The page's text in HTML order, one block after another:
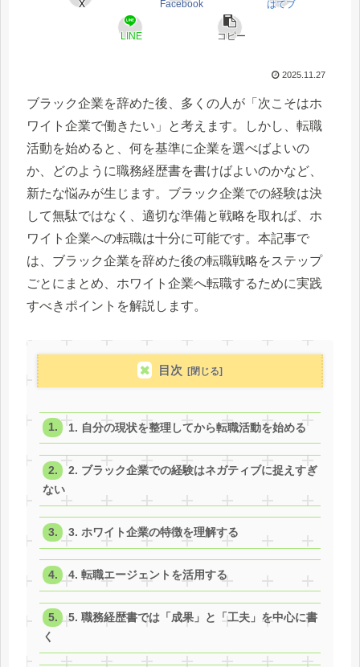
X Facebook はてブ
LINE コピー
2025.11.27
ブラック企業を辞めた後、多くの人が「次こそはホ
ワイト企業で働きたい」と考えます。しかし、転職
活動を始めると、何を基準に企業を選べばよいの
か、どのように職務経歴書を書けばよいのかなど、
新たな悩みが生じます。ブラック企業での経験は決
して無駄ではなく、適切な準備と戦略を取れば、ホ
ワイト企業への転職は十分に可能です。本記事で
は、ブラック企業を辞めた後の転職戦略をステップ
ごとにまとめ、ホワイト企業へ転職するために実践
すべきポイントを解説します。
目次
1. 自分の現状を整理してから転職活動を始める
2. ブラック企業での経験はネガティブに捉えすぎ
ない
3. ホワイト企業の特徴を理解する
4. 転職エージェントを活用する
5. 職務経歴書では「成果」と「工夫」を中心に書
く